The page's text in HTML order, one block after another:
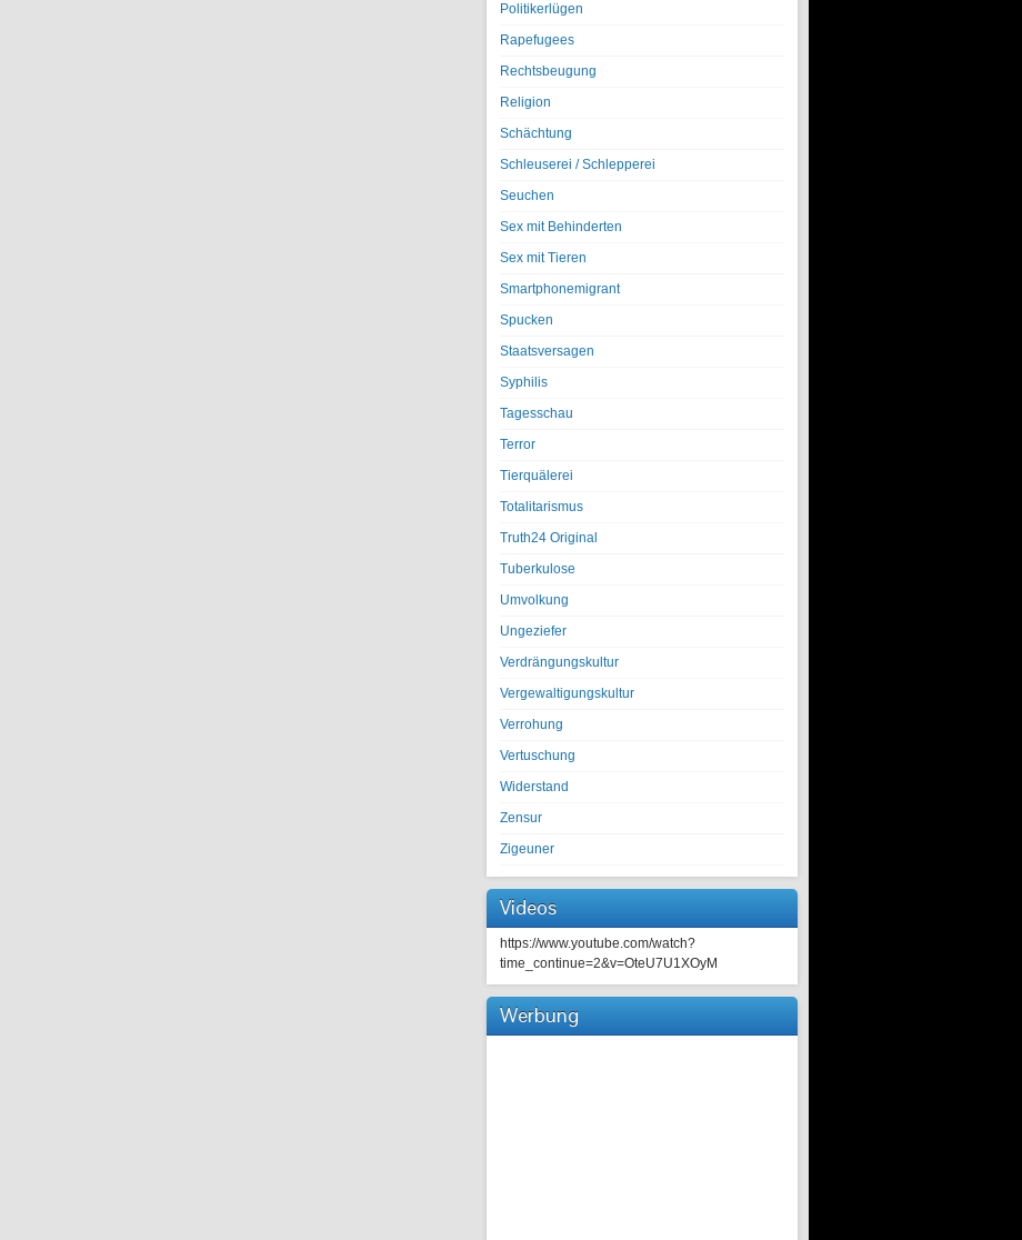
Politikerlügen
Rapefugees
Rechtsbeugung
Religion
Schächtung
Schleuserei / Schlepperei
Seuchen
Sex mit Behinderten
Sex mit Tieren
Smartphonemigrant
Spucken
Staatsversagen
Syphilis
Tagesschau
Terror
Tierquälerei
Totalitarismus
Truth24 Original
Tuberkulose
Umvolkung
Ungeziefer
Verdrängungskultur
Vergewaltigungskultur
Verrohung
Vertuschung
Widerstand
Zensur
Zigeuner
Videos
https://www.youtube.com/watch?
time_continue=2&v=OteU7U1XOyM
Werbung